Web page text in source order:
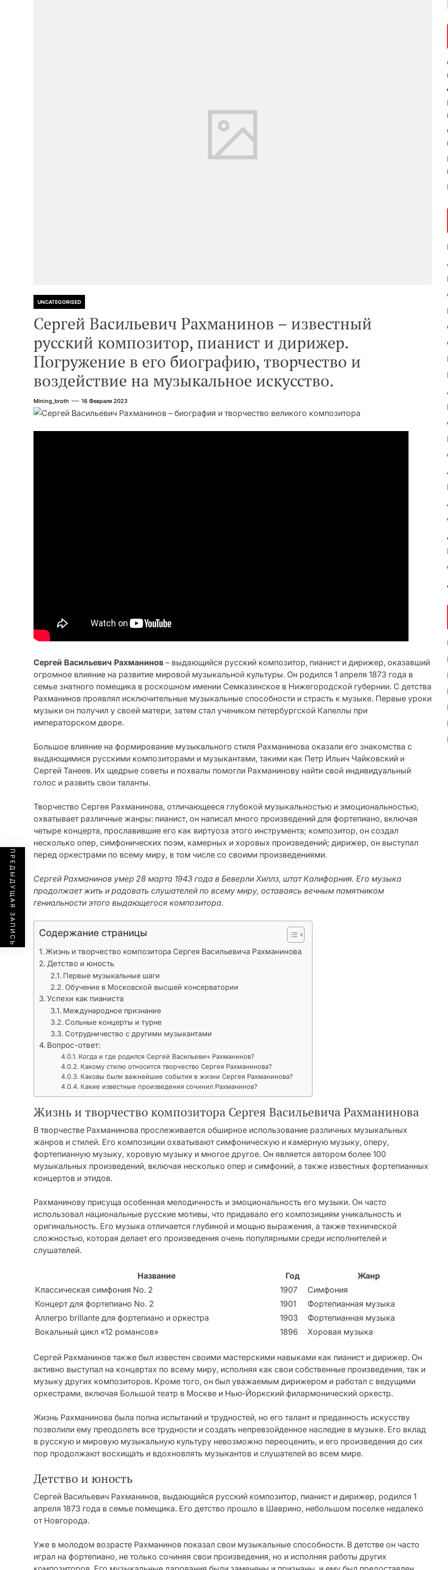
UNCATEGORISED
Сергей Васильевич Рахманинов – известный
русский композитор, пианист и дирижер.
Погружение в его биографию, творчество и
воздействие на музыкальное искусство.
Mining_broth 16 Февраля 2023
Сергей Васильевич Рахманинов – выдающийся русский композитор, пианист и дирижер, оказавший
огромное влияние на развитие мировой музыкальной культуры. Он родился 1 апреля 1873 года в
семье знатного помещика в роскошном имении Семказинское в Нижегородской губернии. С детства
Рахманинов проявлял исключительные музыкальные способности и страсть к музыке. Первые уроки
музыки он получил у своей матери, затем стал учеником петербургской Капеллы при
императорском дворе.
Большое влияние на формирование музыкального стиля Рахманинова оказали его знакомства с
выдающимися русскими композиторами и музыкантами, такими как Петр Ильич Чайковский и
Сергей Танеев. Их щедрые советы и похвалы помогли Рахманинову найти свой индивидуальный
голос и развить свои таланты.
Творчество Сергея Рахманинова, отличающееся глубокой музыкальностью и эмоциональностью,
охватывает различные жанры: пианист, он написал много произведений для фортепиано, включая
четыре концерта, прославившие его как виртуоза этого инструмента; композитор, он создал
несколько опер, симфонических поэм, камерных и хоровых произведений; дирижер, он выступал
перед оркестрами по всему миру, в том числе со своими произведениями.
Сергей Рахманинов умер 28 марта 1943 года в Беверли Хиллз, штат Калифорния. Его музыка
продолжает жить и радовать слушателей по всему миру, оставаясь вечным памятником
гениальности этого выдающегося композитора.
Содержание страницы
Жизнь и творчество композитора Сергея Васильевича Рахманинова
Детство и юность
Первые музыкальные шаги
Обучение в Московской высшей консерватории
Успехи как пианиста
Международное признание
Сольные концерты и турне
Сотрудничество с другими музыкантами
Вопрос-ответ:
Когда и где родился Сергей Васильевич Рахманинов?
Какому стилю относится творчество Сергея Рахманинова?
Каковы были важнейшие события в жизни Сергея Рахманинова?
Какие известные произведения сочинил Рахманинов?
Жизнь и творчество композитора Сергея Васильевича Рахманинова
В творчестве Рахманинова прослеживается обширное использование различных музыкальных
жанров и стилей. Его композиции охватывают симфоническую и камерную музыку, оперу,
фортепианную музыку, хоровую музыку и многое другое. Он является автором более 100
музыкальных произведений, включая несколько опер и симфоний, а также известных фортепианных
концертов и этидов.
Рахманинову присуща особенная мелодичность и эмоциональность его музыки. Он часто
использовал национальные русские мотивы, что придавало его композициям уникальность и
оригинальность. Его музыка отличается глубиной и мощью выражения, а также технической
сложностью, которая делает его произведения очень популярными среди исполнителей и
слушателей.
Название Год
Жанр
Классическая симфония No. 2
1907
Симфония
Концерт для фортепиано No. 2
1901
Фортепианная музыка
Аллегро brillante для фортепиано и оркестра
1903
Фортепианная музыка
Вокальный цикл «12 романсов»
1896 Хоровая музыка
Сергей Рахманинов также был известен своими мастерскими навыками как пианист и дирижер. Он
активно выступал на концертах по всему миру, исполняя как свои собственные произведения, так и
музыку других композиторов. Кроме того, он был уважаемым дирижером и работал с ведущими
оркестрами, включая Большой театр в Москве и Нью-Йоркский филармонический оркестр.
Жизнь Рахманинова была полна испытаний и трудностей, но его талант и преданность искусству
позволили ему преодолеть все трудности и создать непревзойденное наследие в музыке. Его вклад
в русскую и мировую музыкальную культуру невозможно переоценить, и его произведения до сих
пор продолжают восхищать и вдохновлять музыкантов и слушателей во всем мире.
Детство и юность
Сергей Васильевич Рахманинов, выдающийся русский композитор, пианист и дирижер, родился 1
апреля 1873 года в семье помещика. Его детство прошло в Шаврино, небольшом поселке недалеко
от Новгорода.
Уже в молодом возрасте Рахманинов показал свои музыкальные способности. В детстве он часто
играл на фортепиано, не только сочиняя свои произведения, но и исполняя работы других
ПРЕДЫДУЩАЯ ЗАПИСЬ